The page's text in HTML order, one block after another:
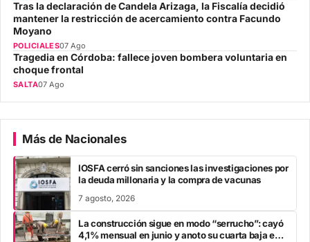
Tras la declaración de Candela Arizaga, la Fiscalía decidió
mantener la restricción de acercamiento contra Facundo
Moyano
POLICIALES07 Ago
Tragedia en Córdoba: fallece joven bombera voluntaria en
choque frontal
SALTA07 Ago
Más de Nacionales
IOSFA cerró sin sanciones las investigaciones por
la deuda millonaria y la compra de vacunas
7 agosto, 2026
La construcción sigue en modo “serrucho”: cayó
4,1% mensual en junio y anoto su cuarta baja en